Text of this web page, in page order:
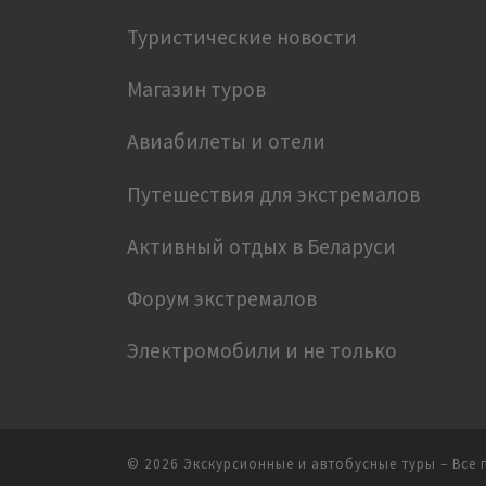
Туристические новости
Магазин туров
Авиабилеты и отели
Путешествия для экстремалов
Активный отдых в Беларуси
Форум экстремалов
Электромобили и не только
© 2026 Экскурсионные и автобусные туры – Все